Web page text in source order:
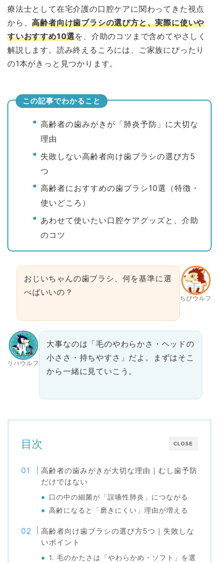
療法士として在宅介護の口腔ケアに関わってきた視点
から、高齢者向け歯ブラシの選び方と、実際に使いや
すいおすすめ10選を、介助のコツまで含めてやさしく
解説します。読み終えるころには、ご家族にぴったり
の1本がきっと見つかります。
この記事でわかること
高齢者の歯みがきが「肺炎予防」に大切な
理由
失敗しない高齢者向け歯ブラシの選び方5
つ
高齢者におすすめの歯ブラシ10選（特徴・
使いどころ）
あわせて使いたい口腔ケアグッズと、介助
のコツ
ちびウルフ
おじいちゃんの歯ブラシ、何を基準に選
べばいいの？
リハウルフ
大事なのは「毛のやわらかさ・ヘッドの
小ささ・持ちやすさ」だよ。まずはそこ
から一緒に見ていこう。
CLOSE
目次
高齢者の歯みがきが大切な理由｜むし歯予防
だけではない
口の中の細菌が「誤嚥性肺炎」につながる
高齢になると「磨きにくい」理由が増える
高齢者向け歯ブラシの選び方5つ｜失敗しな
いポイント
1. 毛のかたさは「やわらかめ・ソフト」を選